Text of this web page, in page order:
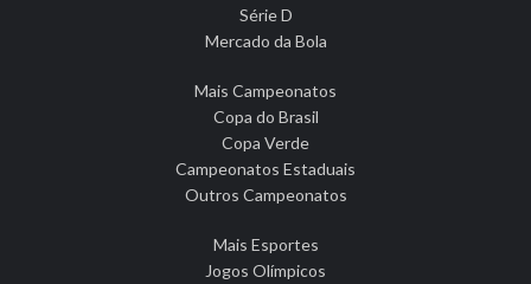
Série D
Mercado da Bola
Mais Campeonatos
Copa do Brasil
Copa Verde
Campeonatos Estaduais
Outros Campeonatos
Mais Esportes
Jogos Olímpicos